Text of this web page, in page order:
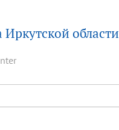
Иркутской области